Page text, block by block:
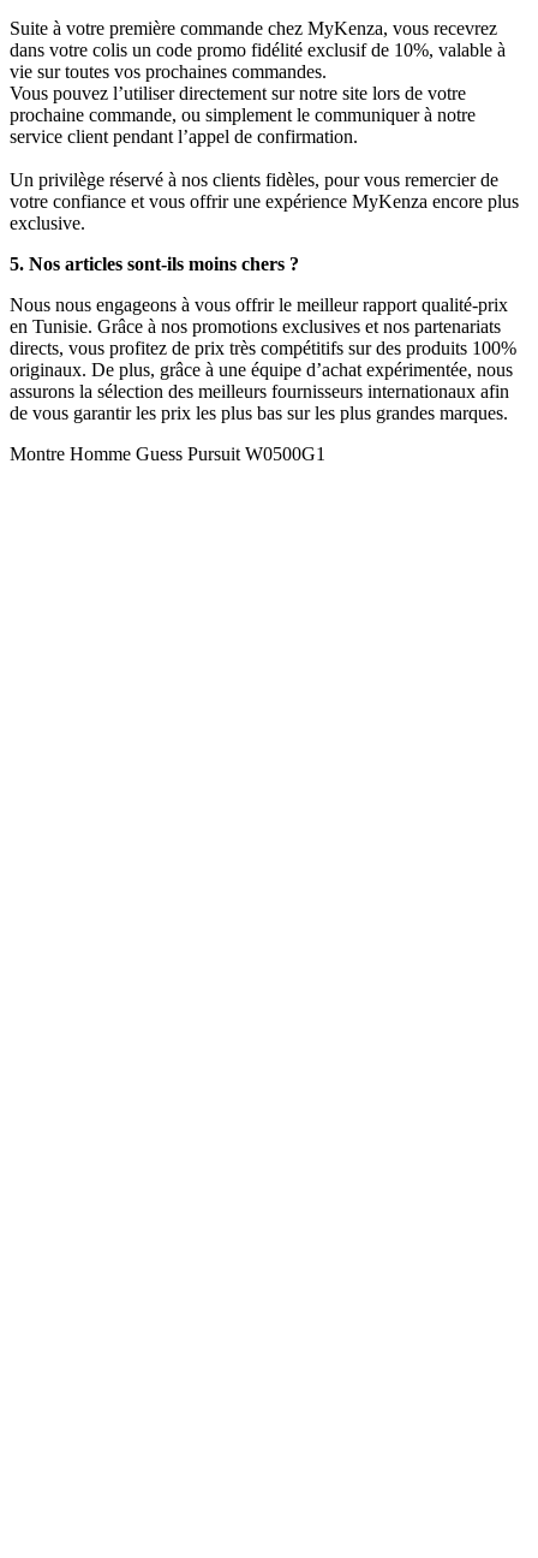
Suite à votre première commande chez MyKenza, vous recevrez
dans votre colis un code promo fidélité exclusif de 10%, valable à
vie sur toutes vos prochaines commandes.
Vous pouvez l’utiliser directement sur notre site lors de votre
prochaine commande, ou simplement le communiquer à notre
service client pendant l’appel de confirmation.
Un privilège réservé à nos clients fidèles, pour vous remercier de
votre confiance et vous offrir une expérience MyKenza encore plus
exclusive.
5. Nos articles sont-ils moins chers ?
Nous nous engageons à vous offrir le meilleur rapport qualité-prix
en Tunisie. Grâce à nos promotions exclusives et nos partenariats
directs, vous profitez de prix très compétitifs sur des produits 100%
originaux. De plus, grâce à une équipe d’achat expérimentée, nous
assurons la sélection des meilleurs fournisseurs internationaux afin
de vous garantir les prix les plus bas sur les plus grandes marques.
Montre Homme Guess Pursuit W0500G1